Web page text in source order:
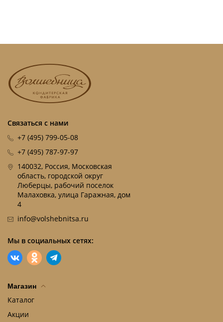
Связаться с нами
+7 (495) 799-05-08
+7 (495) 787-97-97
140032, Россия, Московская
область, городской округ
Люберцы, рабочий поселок
Малаховка, улица Гаражная, дом
4
info@volshebnitsa.ru
Мы в социальных сетях:
Магазин
Каталог
Акции